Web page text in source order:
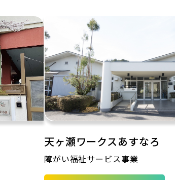
天ヶ瀬ワークスあすなろ
障がい福祉サービス事業